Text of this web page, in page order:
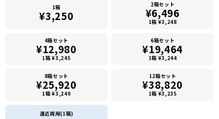
1箱
¥3,250
2箱セット
¥6,496
1箱 ¥3,248
4箱セット
¥12,980
1箱 ¥3,245
6箱セット
¥19,464
1箱 ¥3,244
8箱セット
¥25,920
1箱 ¥3,240
12箱セット
¥38,820
1箱 ¥3,235
遠近両用(1箱)